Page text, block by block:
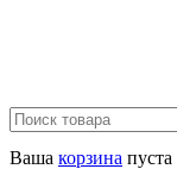
Ваша корзина пуста